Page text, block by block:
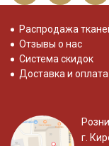
Распродажа
Отзывы о нас
Система скидок
Доставка и оплата
г.